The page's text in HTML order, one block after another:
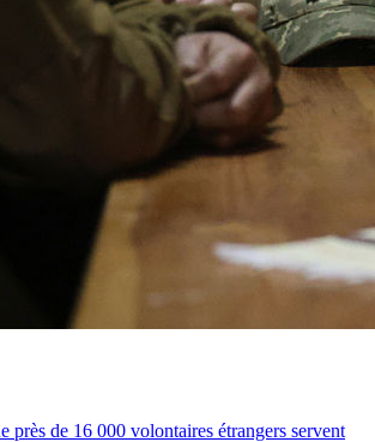
près de 16 000 volontaires étrangers servent